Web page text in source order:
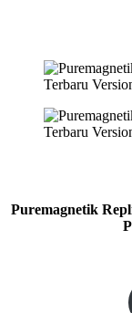
Puremagnetik